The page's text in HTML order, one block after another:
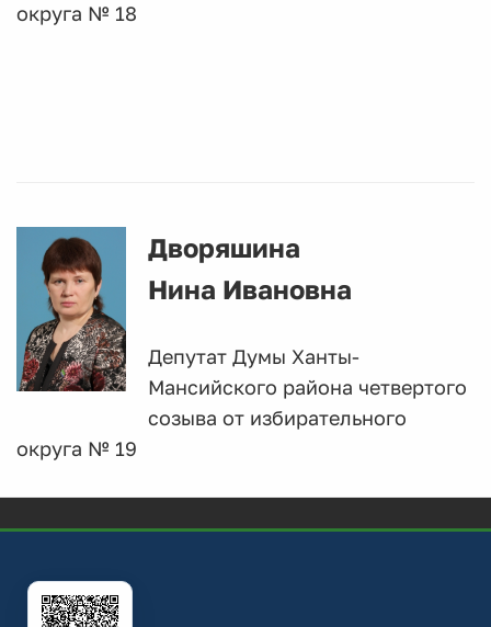
округа № 18
Дворяшина
Нина Ивановна
Депутат Думы Ханты-
Мансийского района четвертого
созыва от избирательного
округа № 19